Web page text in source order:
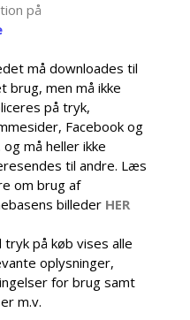
på
må downloades til
brug, men må ikke
på tryk,
Facebook og
og må heller ikke
til andre. Læs
om brug af
billeder HER
tryk på køb vises alle
oplysninger,
for brug samt
m.v.